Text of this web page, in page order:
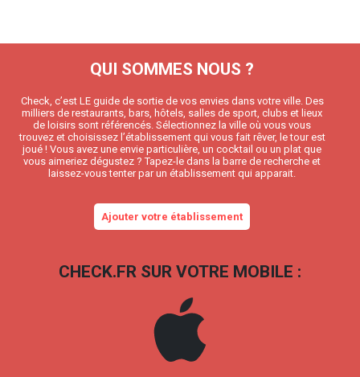
QUI SOMMES NOUS ?
Check, c’est LE guide de sortie de vos envies dans votre ville. Des
milliers de restaurants, bars, hôtels, salles de sport, clubs et lieux
de loisirs sont référencés. Sélectionnez la ville où vous vous
trouvez et choisissez l’établissement qui vous fait rêver, le tour est
joué ! Vous avez une envie particulière, un cocktail ou un plat que
vous aimeriez dégustez ? Tapez-le dans la barre de recherche et
laissez-vous tenter par un établissement qui apparait.
Ajouter votre établissement
CHECK.FR SUR VOTRE MOBILE :